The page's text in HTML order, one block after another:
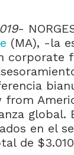
-
(MA), -la
corporate
from
global.
en el
de